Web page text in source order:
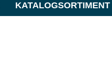
KATALOGSORTIMENT